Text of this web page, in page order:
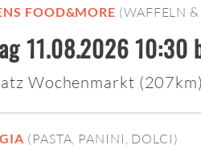
FOOD&MORE (WAFFELN
11.08.2026 10:30
Wochenmarkt (207km)
(PASTA, PANINI, DOLCI)